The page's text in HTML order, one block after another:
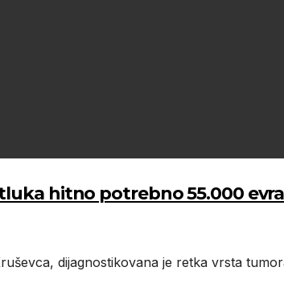
hitno potrebno 55.000
dijagnostikovana je retka vrsta